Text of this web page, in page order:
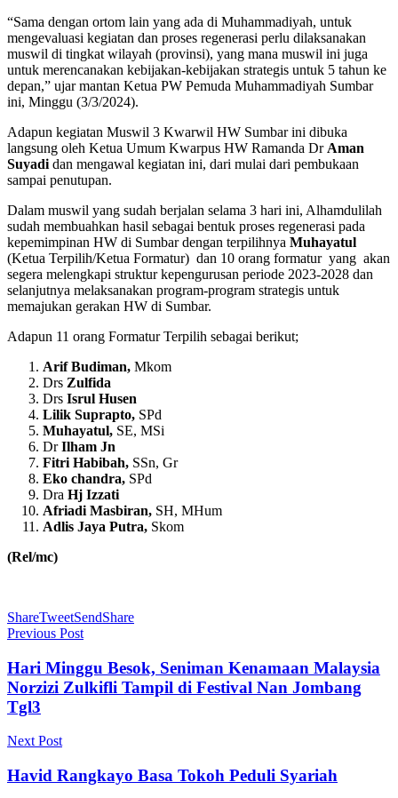
“Sama dengan ortom lain yang ada di Muhammadiyah, untuk
mengevaluasi kegiatan dan proses regenerasi perlu dilaksanakan
muswil di tingkat wilayah (provinsi), yang mana muswil ini juga
untuk merencanakan kebijakan-kebijakan strategis untuk 5 tahun ke
depan,” ujar mantan Ketua PW Pemuda Muhammadiyah Sumbar
ini, Minggu (3/3/2024).
Adapun kegiatan Muswil 3 Kwarwil HW Sumbar ini dibuka
langsung oleh Ketua Umum Kwarpus HW Ramanda Dr Aman
Suyadi dan mengawal kegiatan ini, dari mulai dari pembukaan
sampai penutupan.
Dalam muswil yang sudah berjalan selama 3 hari ini, Alhamdulilah
sudah membuahkan hasil sebagai bentuk proses regenerasi pada
kepemimpinan HW di Sumbar dengan terpilihnya Muhayatul
(Ketua Terpilih/Ketua Formatur) dan 10 orang formatur yang akan
segera melengkapi struktur kepengurusan periode 2023-2028 dan
selanjutnya melaksanakan program-program strategis untuk
memajukan gerakan HW di Sumbar.
Adapun 11 orang Formatur Terpilih sebagai berikut;
Arif Budiman, Mkom
Drs Zulfida
Drs Isrul Husen
Lilik Suprapto, SPd
Muhayatul, SE, MSi
DrIlham Jn
Fitri Habibah, SSn, Gr
Eko chandra, SPd
Dra Hj Izzati
Afriadi Masbiran, SH, MHum
Adlis Jaya Putra, Skom
(Rel/mc)
ShareTweetSendShare
Previous Post
Hari Minggu Besok, Seniman Kenamaan Malaysia
Norzizi Zulkifli Tampil di Festival Nan Jombang
Tgl3
Next Post
Havid Rangkayo Basa Tokoh Peduli Syariah